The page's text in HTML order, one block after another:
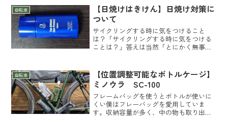
ポケットに入れてたんですが、何度か落
として紛失したことがあり...
自転車
【日焼けはきけん】日焼け対策に
ついて
サイクリングする時に気をつけること
は？「サイクリングする時に気をつける
ことは？」答えは当然「とにかく無事に
以外にも無理しすぎて膝や足を痛めたと
か、寝て休んで回復する疲労...
自転車
【位置調整可能なボトルケージ】
ミノウラ SC-100
フレームバッグを使うとボトルが使いに
くい僕はフレーバッグを愛用していま
す。収納容量が多く、中の物も取り出し